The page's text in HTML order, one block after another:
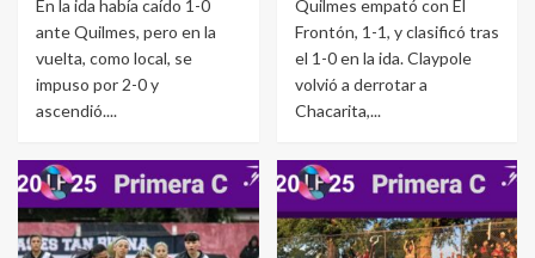
En la ida había caído 1-0
ante Quilmes, pero en la
vuelta, como local, se
impuso por 2-0 y
ascendió....
Quilmes empató con El
Frontón, 1-1, y clasificó tras
el 1-0 en la ida. Claypole
volvió a derrotar a
Chacarita,...